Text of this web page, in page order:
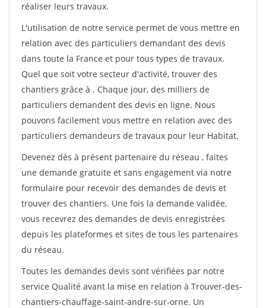
réaliser leurs travaux.
L'utilisation de notre service permet de vous mettre en
relation avec des particuliers demandant des devis
dans toute la France et pour tous types de travaux.
Quel que soit votre secteur d'activité, trouver des
chantiers grâce à . Chaque jour, des milliers de
particuliers demandent des devis en ligne. Nous
pouvons facilement vous mettre en relation avec des
particuliers demandeurs de travaux pour leur Habitat.
Devenez dès à présent partenaire du réseau , faites
une demande gratuite et sans engagement via notre
formulaire pour recevoir des demandes de devis et
trouver des chantiers. Une fois la demande validée,
vous recevrez des demandes de devis enregistrées
depuis les plateformes et sites de tous les partenaires
du réseau.
Toutes les demandes devis sont vérifiées par notre
service Qualité avant la mise en relation à Trouver-des-
chantiers-chauffage-saint-andre-sur-orne. Un